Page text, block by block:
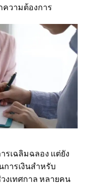
วามต้องการ
รเฉลิมฉลอง แต่ยัง
การเงินสำหรับ
งเทศกาล หลายคน